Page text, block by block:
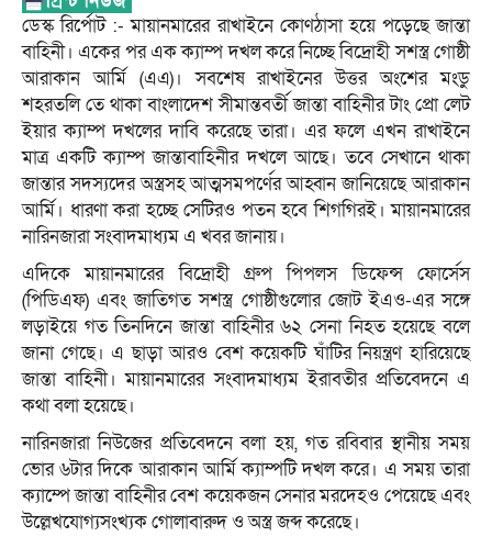
ডেস্ক রির্পোট :- মায়ানমারের রাখাইনে কোণঠাসা হয়ে পড়েছে জান্তা
বাহিনী। একের পর এক ক্যাম্প দখল করে নিচ্ছে বিদ্রোহী সশস্ত্র গোষ্ঠী
আরাকান আর্মি (এএ)। সবশেষ রাখাইনের উত্তর অংশের মংডু
শহরতলি তে থাকা বাংলাদেশ সীমান্তবর্তী জান্তা বাহিনীর টাং প্রো লেট
ইয়ার ক্যাম্প দখলের দাবি করেছে তারা। এর ফলে এখন রাখাইনে
মাত্র একটি ক্যাম্প জান্তাবাহিনীর দখলে আছে। তবে সেখানে থাকা
জান্তার সদস্যদের অস্ত্রসহ আত্মসমপর্ণের আহ্বান জানিয়েছে আরাকান
আর্মি। ধারণা করা হচ্ছে সেটিরও পতন হবে শিগগিরই। মায়ানমারের
নারিনজারা সংবাদমাধ্যম এ খবর জানায়।
এদিকে মায়ানমারের বিদ্রোহী গ্রুপ পিপলস ডিফেন্স ফোর্সেস
(পিডিএফ) এবং জাতিগত সশস্ত্র গোষ্ঠীগুলোর জোট ইএও-এর সঙ্গে
লড়াইয়ে গত তিনদিনে জান্তা বাহিনীর ৬২ সেনা নিহত হয়েছে বলে
জানা গেছে। এ ছাড়া আরও বেশ কয়েকটি ঘাঁটির নিয়ন্ত্রণ হারিয়েছে
জান্তা বাহিনী। মায়ানমারের সংবাদমাধ্যম ইরাবতীর প্রতিবেদনে এ
কথা বলা হয়েছে।
নারিনজারা নিউজের প্রতিবেদনে বলা হয়, গত রবিবার স্থানীয় সময়
ভোর ৬টার দিকে আরাকান আর্মি ক্যাম্পটি দখল করে। এ সময় তারা
ক্যাম্পে জান্তা বাহিনীর বেশ কয়েকজন সেনার মরদেহও পেয়েছে এবং
উল্লেখযোগ্যসংখ্যক গোলাবারুদ ও অস্ত্র জব্দ করেছে।